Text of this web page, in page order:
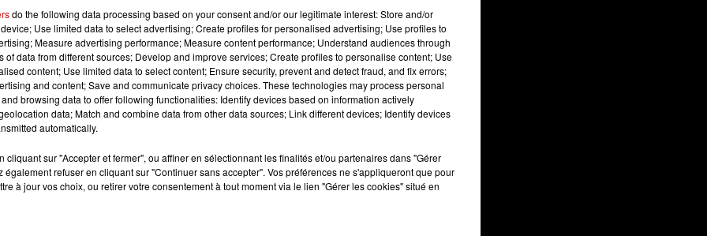
ET LE TRAVAIL 2/5
do the following data processing based on your consent and/or our legitimate interest: Store and/or
Use limited data to select advertising; Create profiles for personalised advertising; Use profiles to
Measure advertising performance; Measure content performance; Understand audiences through
of data from different sources; Develop and improve services; Create profiles to personalise content; Use
content; Use limited data to select content; Ensure security, prevent and detect fraud, and fix errors;
and content; Save and communicate privacy choices. These technologies may process personal
browsing data to offer following functionalities: Identify devices based on information actively
data; Match and combine data from other data sources; Link different devices; Identify devices
automatically.
cliquant sur "Accepter et fermer", ou affiner en sélectionnant les finalités et/ou partenaires dans "Gérer
également refuser en cliquant sur "Continuer sans accepter". Vos préférences ne s'appliqueront que pour
à jour vos choix, ou retirer votre consentement à tout moment via le lien "Gérer les cookies" situé en